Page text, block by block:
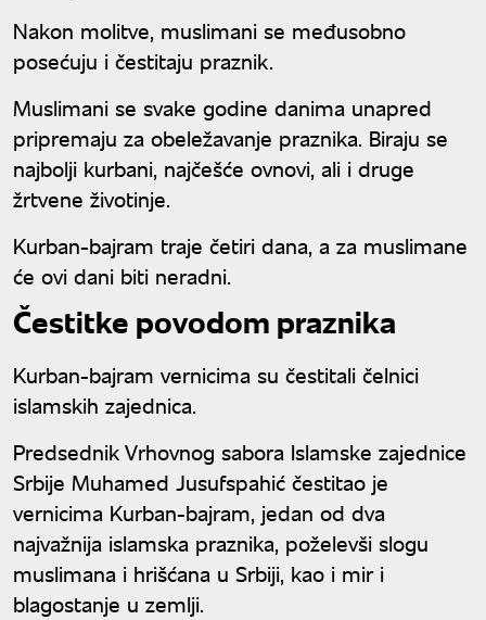
Nakon molitve, muslimani se međusobno
posećuju i čestitaju praznik.
Muslimani se svake godine danima unapred
pripremaju za obeležavanje praznika. Biraju se
najbolji kurbani, najčešće ovnovi, ali i druge
žrtvene životinje.
Kurban-bajram traje četiri dana, a za muslimane
će ovi dani biti neradni.
Čestitke povodom praznika
Kurban-bajram vernicima su čestitali čelnici
islamskih zajednica.
Predsednik Vrhovnog sabora Islamske zajednice
Srbije Muhamed Jusufspahić čestitao je
vernicima Kurban-bajram, jedan od dva
najvažnija islamska praznika, poželevši slogu
muslimana i hrišćana u Srbiji, kao i mir i
blagostanje u zemlji.